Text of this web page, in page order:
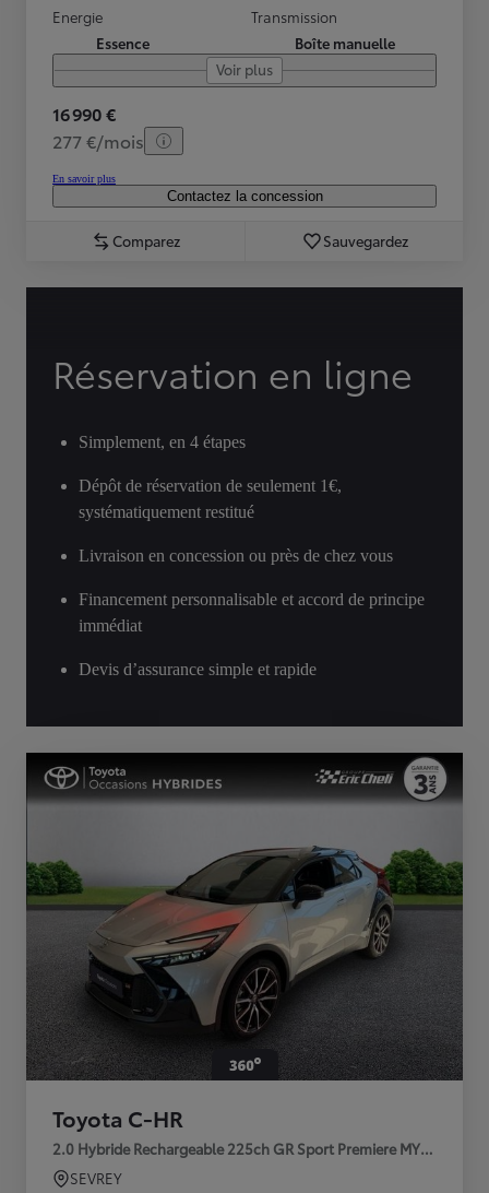
Energie
Essence
Transmission
Boîte manuelle
Voir plus
16 990 €
277 €/mois
En savoir plus
Contactez la concession
Comparez Sauvegardez
Réservation en ligne
Simplement, en 4 étapes
Dépôt de réservation de seulement 1€,
systématiquement restitué
Livraison en concession ou près de chez vous
Financement personnalisable et accord de principe
immédiat
Devis d’assurance simple et rapide
Toyota C-HR
2.0 Hybride Rechargeable 225ch GR Sport Premiere MY25
SEVREY